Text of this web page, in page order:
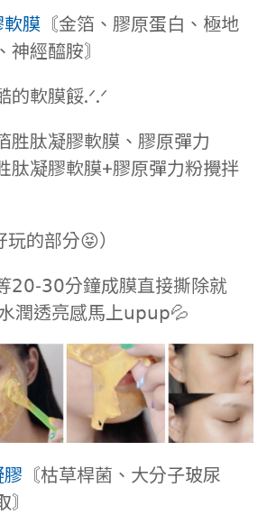
膜 〘金箔、膠原蛋白、極地
經醯胺〙
的軟膜餒.ᐟ‪.ᐟ
胜肽凝膠軟膜、膠原彈力
肽凝膠軟膜+膠原彈力粉攪拌
玩的部分😝）
𝟤𝟢-𝟥𝟢分鐘成膜直接撕除就
水潤透亮感馬上𝗎𝗉𝗎𝗉💦
〘枯草桿菌、大分子玻尿